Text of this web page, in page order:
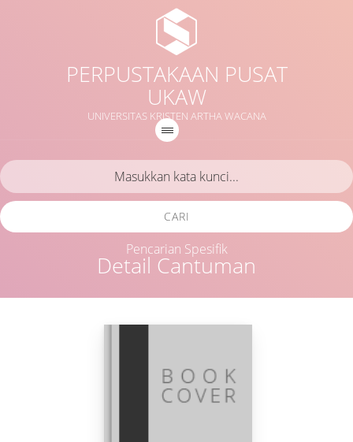
PERPUSTAKAAN PUSAT
UKAW
UNIVERSITAS KRISTEN ARTHA WACANA
Detail Cantuman
CARI
Pencarian Spesifik